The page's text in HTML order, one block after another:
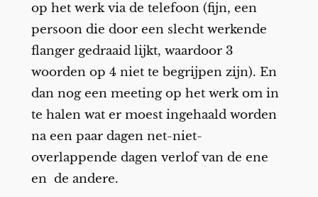
op het werk via de telefoon (fijn, een
persoon die door een slecht werkende
flanger gedraaid lijkt, waardoor 3
woorden op 4 niet te begrijpen zijn). En
dan nog een meeting op het werk om in
te halen wat er moest ingehaald worden
na een paar dagen net-niet-
overlappende dagen verlof van de ene
en de andere.